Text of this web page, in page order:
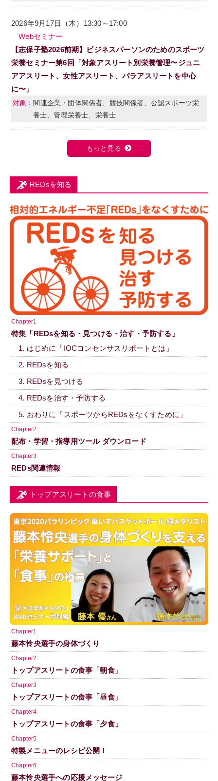
2026年9月17日（木）13:30～17:00
Webセミナー
【志保子塾2026前期】ビジネスパーソンのためのスポーツ
栄養セミナー第6回「対象アスリート別栄養管理〜ジュニ
アアスリート、女性アスリート、パラアスリートを中心
に〜」
関連企業・団体関係者、競技関係者、公認スポーツ栄
養士、管理栄養士、栄養士
もっと見る
REDsを知る
Chapter1
特集「REDsを知る・見つける・治す・予防する」
1. はじめに「IOCコンセンサスリポートとは」
2. REDsを知る
3. REDsを見つける
4. REDsを治す・予防する
5. おわりに「スポーツからREDsをなくすために」
Chapter2
配布・学習・指導用ツール ダウンロード
Chapter3
REDs関連情報
トップアスリートの食事
Chapter1
藤本怜央選手の身体づくり
Chapter2
トップアスリートの食事「朝食」
Chapter3
トップアスリートの食事「昼食」
Chapter4
トップアスリートの食事「夕食」
Chapter5
特製メニューのレシピ公開！
Chapter6
藤本怜央選手への応援メッセージ